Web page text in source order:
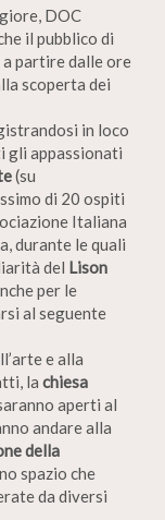
DOC
il pubblico di
partire dalle ore
scoperta dei
in loco
gli appassionati
(su
di 20 ospiti
Italiana
durante le quali
del Lison
per le
al seguente
e alla
la chiesa
aperti al
andare alla
della
spazio che
da diversi